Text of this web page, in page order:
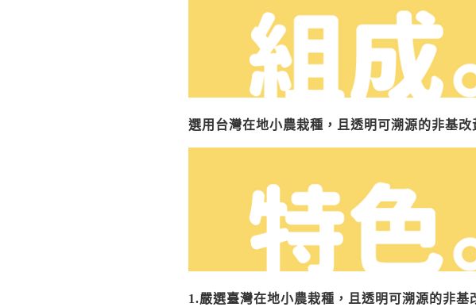
選用台灣在地小農栽種，且透明可溯源的非基改
1.嚴選臺灣在地小農栽種，且透明可溯源的非基